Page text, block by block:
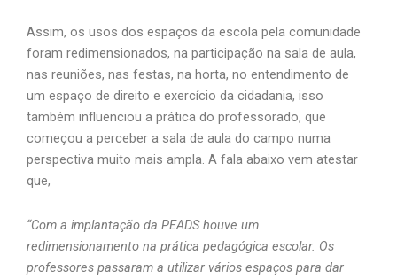
Assim, os usos dos espaços da escola pela comunidade
foram redimensionados, na participação na sala de aula,
nas reuniões, nas festas, na horta, no entendimento de
um espaço de direito e exercício da cidadania, isso
também influenciou a prática do professorado, que
começou a perceber a sala de aula do campo numa
perspectiva muito mais ampla. A fala abaixo vem atestar
que,
“Com a implantação da PEADS houve um
redimensionamento na prática pedagógica escolar. Os
professores passaram a utilizar vários espaços para dar